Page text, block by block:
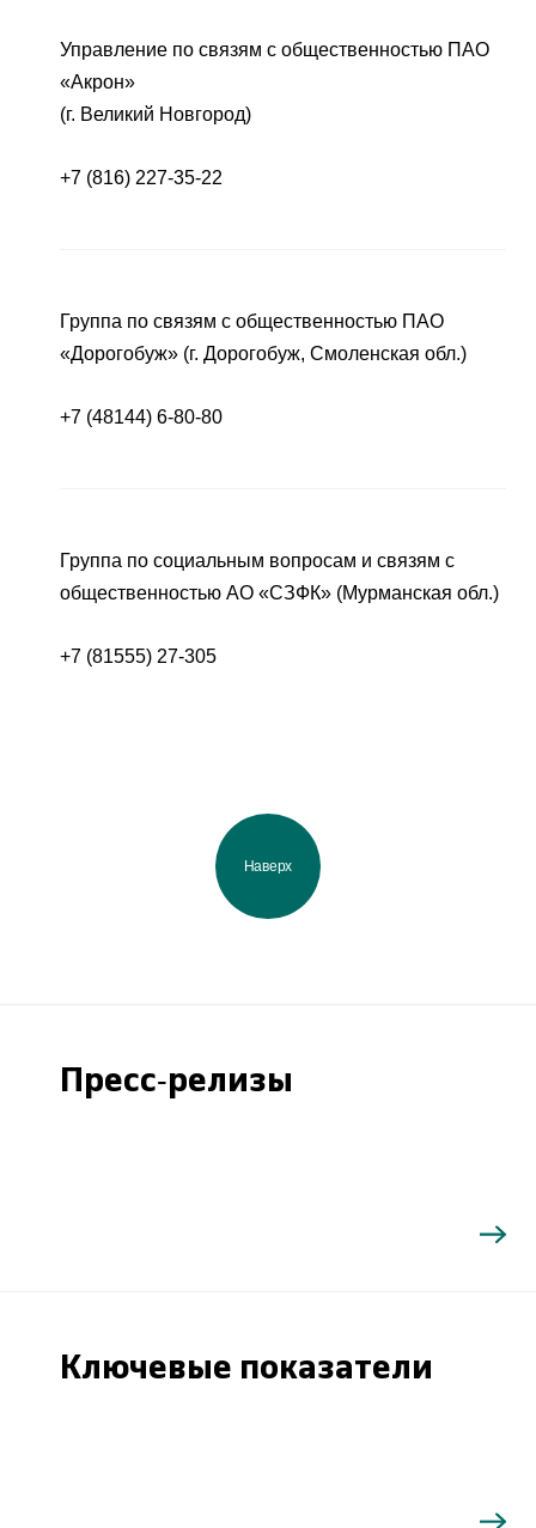
Управление по связям с общественностью ПАО
«Акрон»
(г. Великий Новгород)
+7 (816) 227-35-22
Группа по связям с общественностью ПАО
«Дорогобуж» (г. Дорогобуж, Смоленская обл.)
+7 (48144) 6-80-80
Группа по социальным вопросам и связям с
общественностью АО «СЗФК» (Мурманская обл.)
+7 (81555) 27-305
Наверх
Пресс-релизы
Ключевые показатели